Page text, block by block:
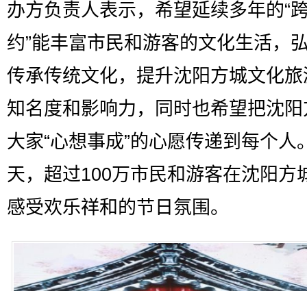
办方负责人表示，希望延续多年的“
约”能丰富市民和游客的文化生活，
传承传统文化，提升沈阳方城文化
知名度和影响力，同时也希望把沈
大家“心想事成”的心愿传递到每个人
天，超过100万市民和游客在沈阳方
感受欢乐祥和的节日氛围。